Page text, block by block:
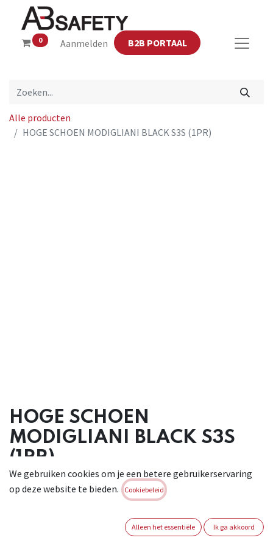
0 Aanmelden B2B PORTAAL
Alle producten
HOGE SCHOEN MODIGLIANI BLACK S3S (1PR)
HOGE SCHOEN
MODIGLIANI BLACK S3S
(1PR)
HOGE SCHOEN MODIGLIANI S3. Buitenzijde: waterafstotend
leder.
Antistatisch. Gegarandeert een stabiliteit dankzij de
We gebruiken cookies om je een betere gebruikerservaring
op deze website te bieden.
Cookiebeleid
Alleen het essentiële Ik ga akkoord